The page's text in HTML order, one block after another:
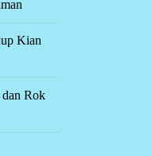
Kian
Rok